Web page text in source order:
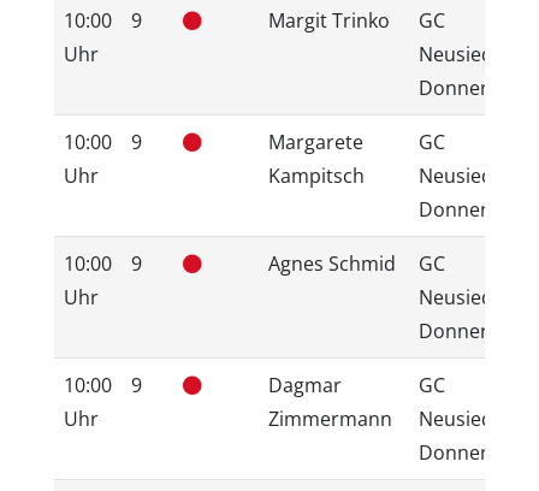
10:00
Uhr
9 Margit Trinko
GC
10:00
Uhr
9
Margarete
Kampitsch
GC
10:00
Uhr
9 Agnes Schmid
GC
10:00
Uhr
9
Dagmar
Zimmermann
GC